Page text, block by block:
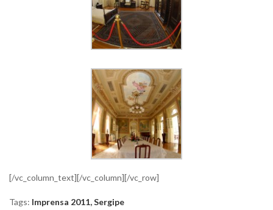
[/vc_column_text][/vc_column][/vc_row]
Tags: Imprensa 2011,Sergipe